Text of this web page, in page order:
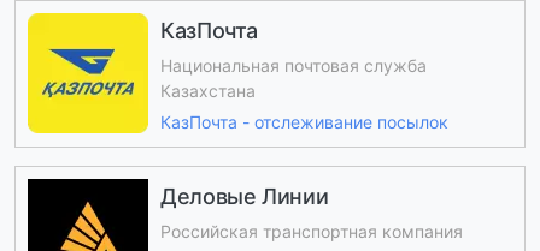
КазПочта
Национальная почтовая служба
Казахстана
КазПочта - отслеживание посылок
Деловые Линии
Российская транспортная компания